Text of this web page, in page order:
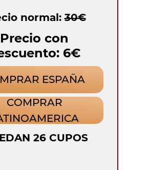
26 CUPOS
normal:30€
Precio con
6€
ESPAÑA
COMPRAR